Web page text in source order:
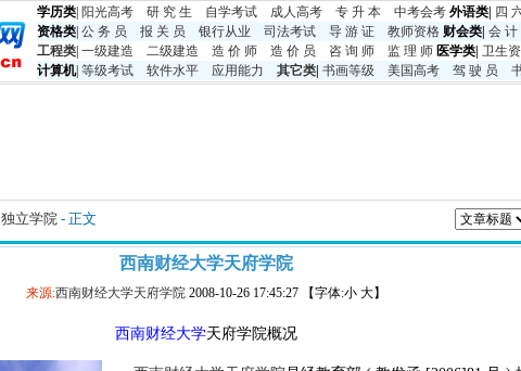
学历类 阳光高考 研 究 生 自学考试 成人高考 专 升 本 中考会考 外语类| 四
资格类 公 务 员 报 关 员 银行从业 司法考试 导 游 证 教师资格 财会类| 会 计
工程类 一级建造 二级建造 造 价 师 造 价 员 咨 询 师 监 理 师 医学类| 卫生
计算机| 等级考试 软件水平 应用能力 其它类 书画等级 美国高考 驾 驶 员
独立学院 - 正文
西南财经大学天府学院
来源:西南财经大学天府学院 2008-10-26 17:45:27 【字体:小 大】
西南财经大学天府学院概况